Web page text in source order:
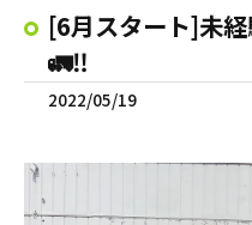
[6月スタート]未
🚛‼️
2022/05/19